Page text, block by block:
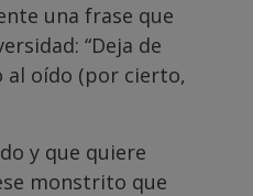
una frase que
“Deja de
al oído (por cierto,
y que quiere
monstrito que